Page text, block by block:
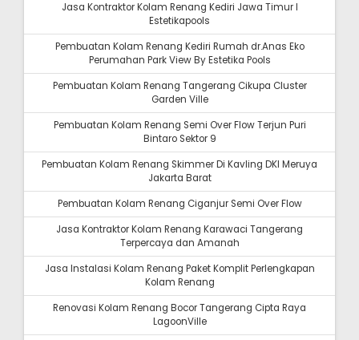
Jasa Kontraktor Kolam Renang Kediri Jawa Timur I
Estetikapools
Pembuatan Kolam Renang Kediri Rumah dr.Anas Eko
Perumahan Park View By Estetika Pools
Pembuatan Kolam Renang Tangerang Cikupa Cluster
Garden Ville
Pembuatan Kolam Renang Semi Over Flow Terjun Puri
Bintaro Sektor 9
Pembuatan Kolam Renang Skimmer Di Kavling DKI Meruya
Jakarta Barat
Pembuatan Kolam Renang Ciganjur Semi Over Flow
Jasa Kontraktor Kolam Renang Karawaci Tangerang
Terpercaya dan Amanah
Jasa Instalasi Kolam Renang Paket Komplit Perlengkapan
Kolam Renang
Renovasi Kolam Renang Bocor Tangerang Cipta Raya
LagoonVille